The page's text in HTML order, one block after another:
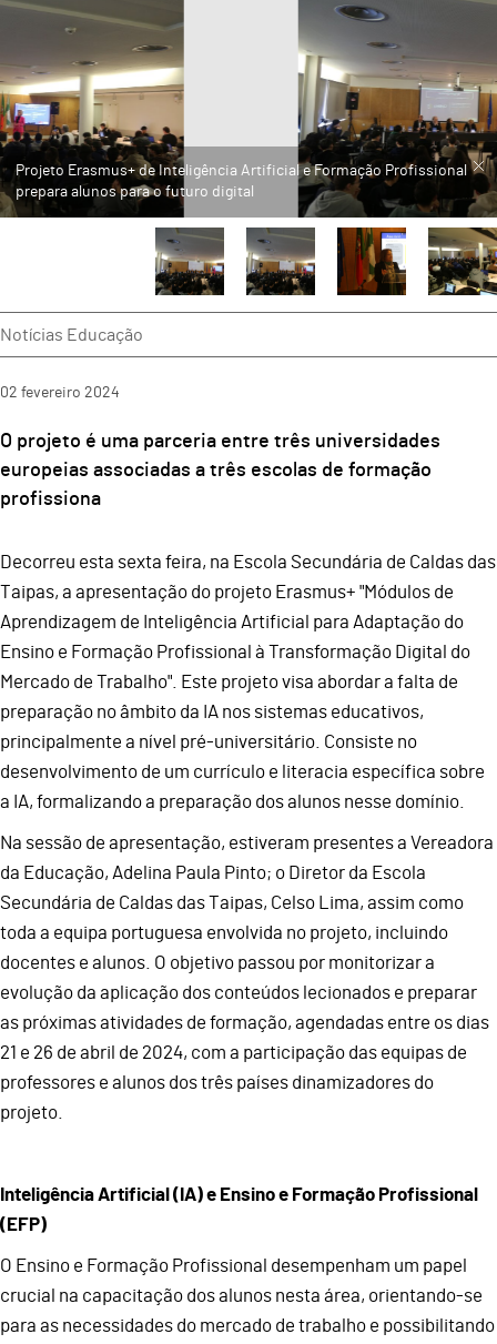
Notícias Educação
02 fevereiro 2024
O projeto é uma parceria entre três universidades
europeias associadas a três escolas de formação
profissiona
Decorreu esta sexta feira, na Escola Secundária de Caldas das
Taipas, a apresentação do projeto Erasmus+ "Módulos de
Aprendizagem de Inteligência Artificial para Adaptação do
Ensino e Formação Profissional à Transformação Digital do
Mercado de Trabalho". Este projeto visa abordar a falta de
preparação no âmbito da IA nos sistemas educativos,
principalmente a nível pré-universitário. Consiste no
desenvolvimento de um currículo e literacia específica sobre
a IA, formalizando a preparação dos alunos nesse domínio.
Na sessão de apresentação, estiveram presentes a Vereadora
da Educação, Adelina Paula Pinto; o Diretor da Escola
Secundária de Caldas das Taipas, Celso Lima, assim como
toda a equipa portuguesa envolvida no projeto, incluindo
docentes e alunos. O objetivo passou por monitorizar a
evolução da aplicação dos conteúdos lecionados e preparar
as próximas atividades de formação, agendadas entre os dias
21 e 26 de abril de 2024, com a participação das equipas de
professores e alunos dos três países dinamizadores do
projeto.
Inteligência Artificial (IA) e Ensino e Formação Profissional
(EFP)
O Ensino e Formação Profissional desempenham um papel
crucial na capacitação dos alunos nesta área, orientando-se
para as necessidades do mercado de trabalho e possibilitando